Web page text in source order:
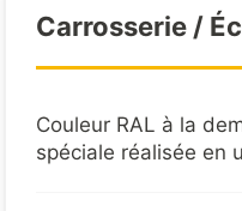
pour prise 15
Carrosserie /
Couleur RAL à la
spéciale réalisée en